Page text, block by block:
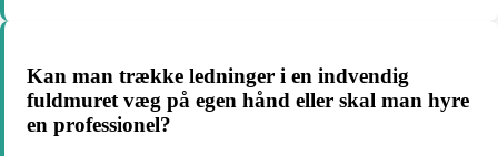
Kan man trække ledninger i en indvendig
fuldmuret væg på egen hånd eller skal man hyre
en professionel?